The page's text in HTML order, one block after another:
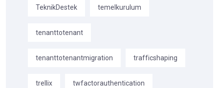
TeknikDestek temelkurulum
tenanttotenant
tenanttotenantmigration trafficshaping
trellix twfactorauthentication